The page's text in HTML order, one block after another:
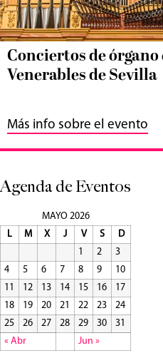
Conciertos de
Venerables de Sevilla
Más info sobre el evento
Agenda de Eventos
MAYO 2026
L
M X J V S
D
1
2
3
4
5 6 7 8 9
10
11
12 13 14 15 16
17
18
19 20 21 22 23
24
25
26 27 28 29 30
31
« Abr
Jun »